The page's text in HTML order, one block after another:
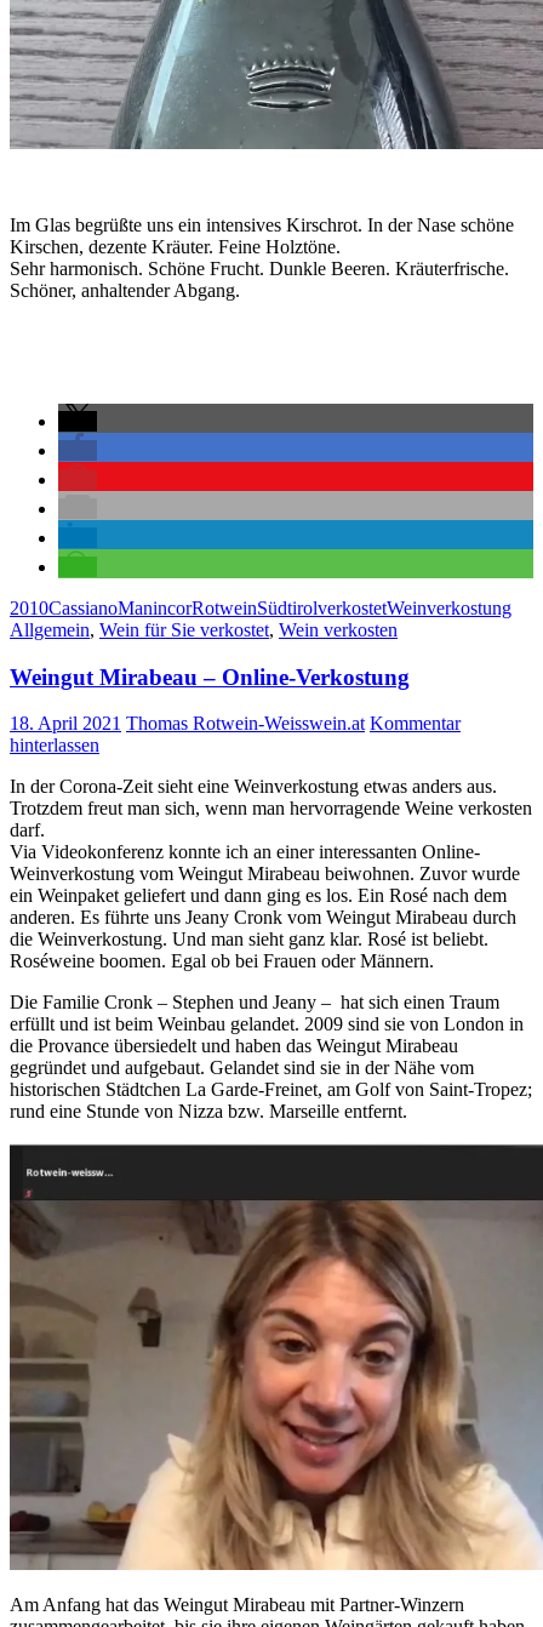
Im Glas begrüßte uns ein intensives Kirschrot. In der Nase schöne
Kirschen, dezente Kräuter. Feine Holztöne.
Sehr harmonisch. Schöne Frucht. Dunkle Beeren. Kräuterfrische.
Schöner, anhaltender Abgang.
2010CassianoManincorRotweinSüdtirolverkostetWeinverkostung
Allgemein, Wein für Sie verkostet, Wein verkosten
Weingut Mirabeau – Online-Verkostung
18. April 2021 Thomas Rotwein-Weisswein.at Kommentar
hinterlassen
In der Corona-Zeit sieht eine Weinverkostung etwas anders aus.
Trotzdem freut man sich, wenn man hervorragende Weine verkosten
darf.
Via Videokonferenz konnte ich an einer interessanten Online-
Weinverkostung vom Weingut Mirabeau beiwohnen. Zuvor wurde
ein Weinpaket geliefert und dann ging es los. Ein Rosé nach dem
anderen. Es führte uns Jeany Cronk vom Weingut Mirabeau durch
die Weinverkostung. Und man sieht ganz klar. Rosé ist beliebt.
Roséweine boomen. Egal ob bei Frauen oder Männern.
Die Familie Cronk – Stephen und Jeany – hat sich einen Traum
erfüllt und ist beim Weinbau gelandet. 2009 sind sie von London in
die Provance übersiedelt und haben das Weingut Mirabeau
gegründet und aufgebaut. Gelandet sind sie in der Nähe vom
historischen Städtchen La Garde-Freinet, am Golf von Saint-Tropez;
rund eine Stunde von Nizza bzw. Marseille entfernt.
Am Anfang hat das Weingut Mirabeau mit Partner-Winzern